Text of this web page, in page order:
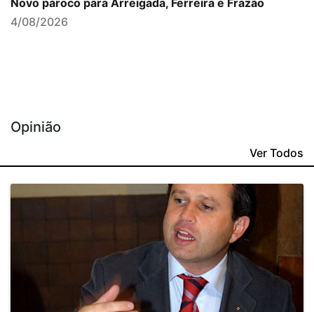
Novo pároco para Arreigada, Ferreira e Frazão
4/08/2026
Opinião
Ver Todos